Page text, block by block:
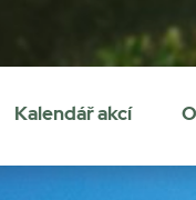
Kalendář akcí